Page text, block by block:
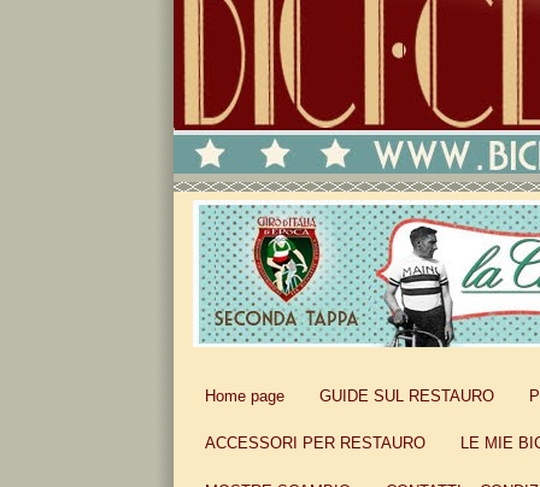
Home page GUIDE SUL RESTAURO
ACCESSORI PER RESTAURO LE MIE